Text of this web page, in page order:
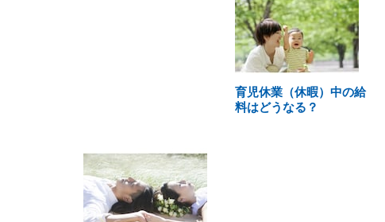
育児休業（休暇）中の給
料はどうなる？